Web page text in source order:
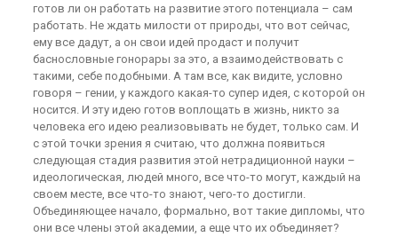
готов ли он работать на развитие этого потенциала – сам
работать. Не ждать милости от природы, что вот сейчас,
ему все дадут, а он свои идей продаст и получит
баснословные гонорары за это, а взаимодействовать с
такими, себе подобными. А там все, как видите, условно
говоря – гении, у каждого какая-то супер идея, с которой он
носится. И эту идею готов воплощать в жизнь, никто за
человека его идею реализовывать не будет, только сам. И
с этой точки зрения я считаю, что должна появиться
следующая стадия развития этой нетрадиционной науки –
идеологическая, людей много, все что-то могут, каждый на
своем месте, все что-то знают, чего-то достигли.
Объединяющее начало, формально, вот такие дипломы, что
они все члены этой академии, а еще что их объединяет?